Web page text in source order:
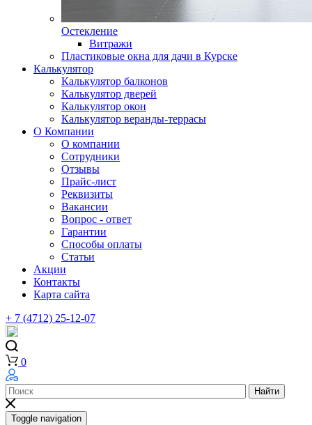
Остекление
Витражи
Пластиковые окна для дачи в Курске
Калькулятор
Калькулятор балконов
Калькулятор дверей
Калькулятор окон
Калькулятор веранды-террасы
О Компании
О компании
Сотрудники
Отзывы
Прайс-лист
Реквизиты
Вакансии
Вопрос - ответ
Гарантии
Способы оплаты
Статьи
Акции
Контакты
Карта сайта
+ 7 (4712) 25-12-07
0
Найти
Toggle navigation